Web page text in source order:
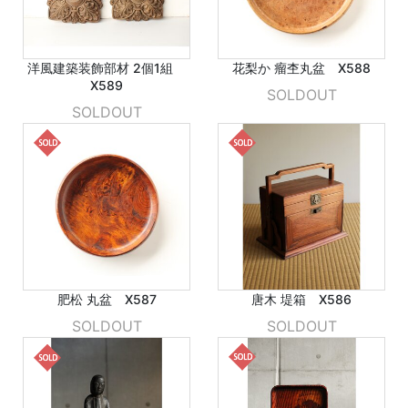
洋風建築装飾部材 2個1組
X589
SOLDOUT
花梨か 瘤杢丸盆 X588
SOLDOUT
肥松 丸盆 X587
SOLDOUT
唐木 堤箱 X586
SOLDOUT